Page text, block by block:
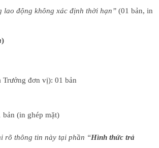
lao động không xác định thời hạn” (01 bản, in
)
đơn vị): 01 bản
bản (in ghép mặt)
rõ thông tin này tại phần “Hình thức trả